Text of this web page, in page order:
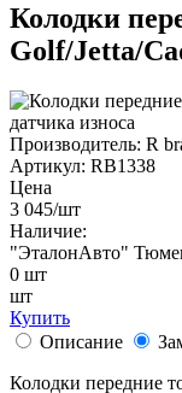
Колодки
Golf/Jetta/
Производитель: R
Артикул: RB1338
Цена
3 045/шт
Наличие:
"ЭталонАвто"
0 шт
шт
Купить
Описание
Колодки передние